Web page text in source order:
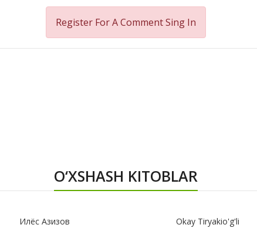
Register For A CommentSing In
O‘XSHASH KITOBLAR
Илёс Азизов Okay Tiryakio'g'li